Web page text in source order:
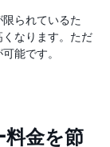
られているた
なります。ただ
能です。
金を節